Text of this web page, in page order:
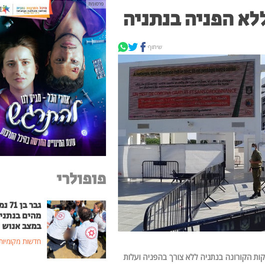
הפניה בנתניה
שיתוף
הקורונה בנתניה ללא צורך בהפניה ועלות
פרסומת
פופולרי
גבר
מהים
במצב אנוש
חדשות